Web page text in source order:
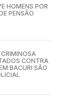
HOMENS POR
PENSÃO
CONTRA
BACURI SÃO